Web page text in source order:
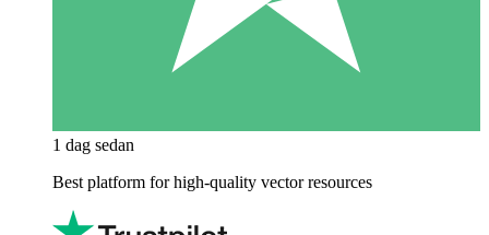
1 dag sedan
Best platform for high-quality vector resources